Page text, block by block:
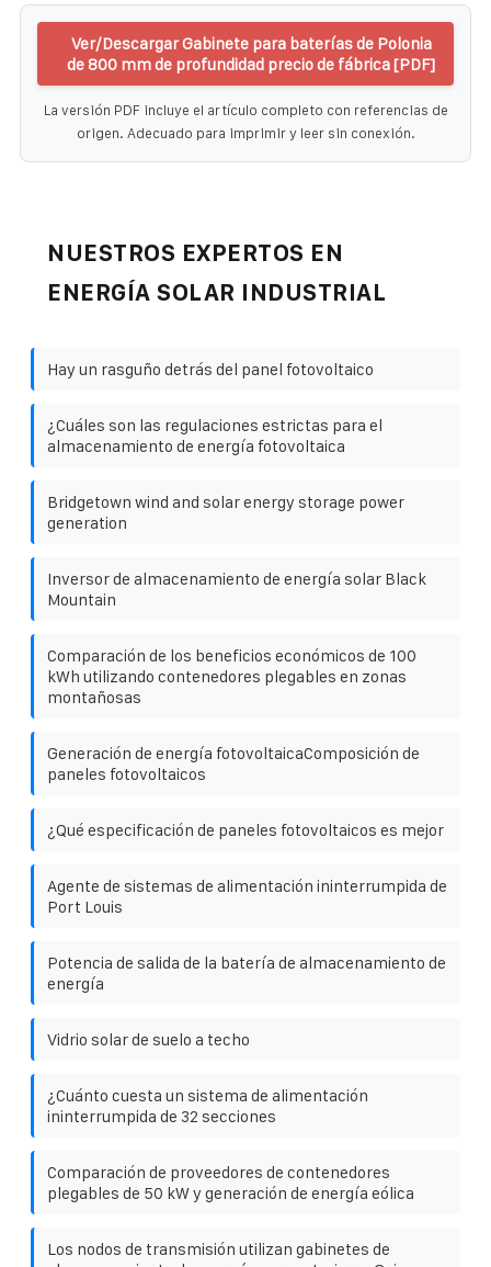
Ver/Descargar Gabinete para baterías de Polonia
de 800 mm de profundidad precio de fábrica [PDF]
La versión PDF incluye el artículo completo con referencias de
origen. Adecuado para imprimir y leer sin conexión.
NUESTROS EXPERTOS EN
ENERGÍA SOLAR INDUSTRIAL
Hay un rasguño detrás del panel fotovoltaico
¿Cuáles son las regulaciones estrictas para el
almacenamiento de energía fotovoltaica
Bridgetown wind and solar energy storage power
generation
Inversor de almacenamiento de energía solar Black
Mountain
Comparación de los beneficios económicos de 100
kWh utilizando contenedores plegables en zonas
montañosas
Generación de energía fotovoltaicaComposición de
paneles fotovoltaicos
¿Qué especificación de paneles fotovoltaicos es mejor
Agente de sistemas de alimentación ininterrumpida de
Port Louis
Potencia de salida de la batería de almacenamiento de
energía
Vidrio solar de suelo a techo
¿Cuánto cuesta un sistema de alimentación
ininterrumpida de 32 secciones
Comparación de proveedores de contenedores
plegables de 50 kW y generación de energía eólica
Los nodos de transmisión utilizan gabinetes de